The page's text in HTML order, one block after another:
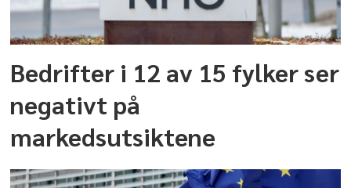
Bedrifter i 12 av 15 fylker ser
negativt på
markedsutsiktene